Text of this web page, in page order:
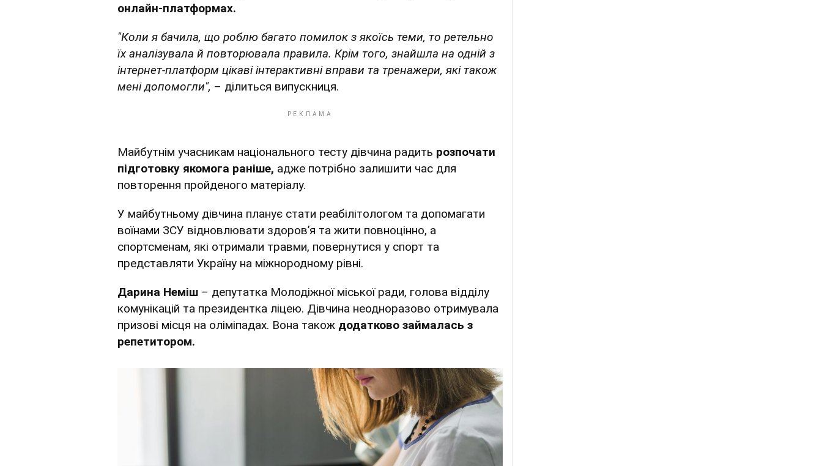
онлайн-платформах.
"Коли я бачила, що роблю багато помилок з якоїсь теми, то ретельно
їх аналізувала й повторювала правила. Крім того, знайшла на одній з
інтернет-платформ цікаві інтерактивні вправи та тренажери, які також
мені допомогли", – ділиться випускниця.
Майбутнім учасникам національного тесту дівчина радить розпочати
підготовку якомога раніше, адже потрібно залишити час для
повторення пройденого матеріалу.
У майбутньому дівчина планує стати реабілітологом та допомагати
воїнами ЗСУ відновлювати здоровʼя та жити повноцінно, а
спортсменам, які отримали травми, повернутися у спорт та
представляти Україну на міжнородному рівні.
Дарина Неміш – депутатка Молодіжної міської ради, голова відділу
комунікацій та президентка ліцею. Дівчина неодноразово отримувала
призові місця на оліміпадах. Вона також додатково займалась з
репетитором.